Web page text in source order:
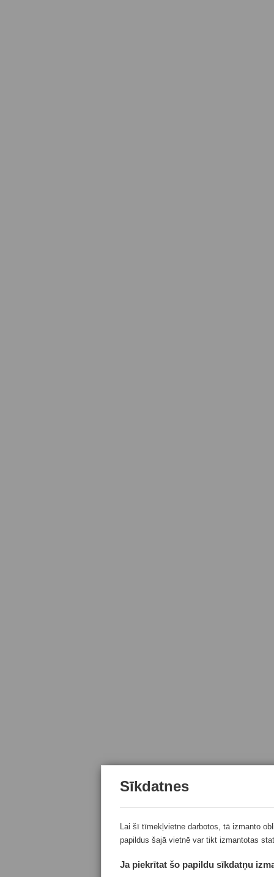
Sīkdatnes
Lai šī tīmekļvietne darbotos, tā izmanto
papildus šajā vietnē var tikt izmantotas
Ja piekrītat šo papildu sīkdatņu